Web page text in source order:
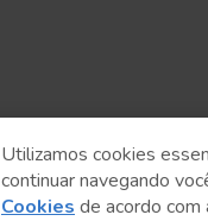
Anterior
Utilizamos cookies
continuar navegando
Cookies de acordo com